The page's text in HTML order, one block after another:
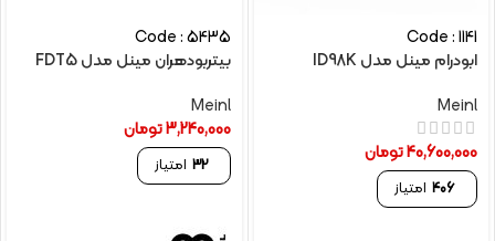
Code : 1141
ابودرام مینل مدل ID98K
Meinl
40,600,000تومان
406 امتیاز
Code : 5435
بیتربودهران مینل مدل FDT5
Meinl
3,240,000تومان
32 امتیاز